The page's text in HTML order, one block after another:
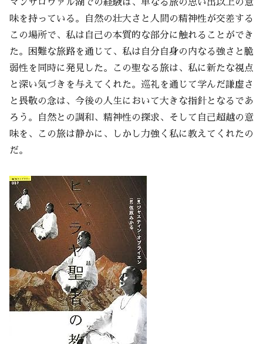
マンサロヴァル湖での経験は、単なる旅の思い出以上の意
味を持っている。自然の壮大さと人間の精神性が交差する
この場所で、私は自己の本質的な部分に触れることができ
た。困難な旅路を通じて、私は自分自身の内なる強さと脆
弱性を同時に発見した。この聖なる旅は、私に新たな視点
と深い気づきを与えてくれた。巡礼を通じて学んだ謙虚さ
と畏敬の念は、今後の人生において大きな指針となるであ
ろう。自然との調和、精神性の探求、そして自己超越の意
味を、この旅は静かに、しかし力強く私に教えてくれたの
だ。